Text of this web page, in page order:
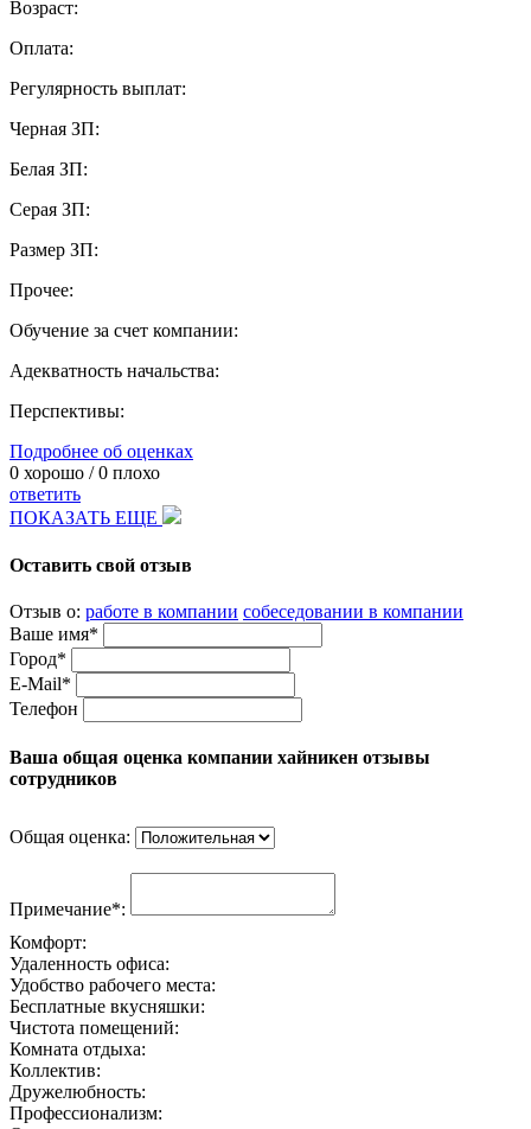
Возраст:
Оплата:
Регулярность выплат:
Черная ЗП:
Белая ЗП:
Серая ЗП:
Размер ЗП:
Прочее:
Обучение за счет компании:
Адекватность начальства:
Перспективы:
Подробнее об оценках
0 хорошо /0 плохо
ответить
ПОКАЗАТЬ ЕЩЕ
Оставить свой отзыв
Отзыв о: работе в компании собеседовании в компании
Ваше имя*
Город*
E-Mail*
Телефон
Ваша общая оценка компании хайникен отзывы
сотрудников
Общая оценка:
Примечание*:
Комфорт:
Удаленность офиса:
Удобство рабочего места:
Бесплатные вкусняшки:
Чистота помещений:
Комната отдыха:
Коллектив:
Дружелюбность:
Профессионализм: